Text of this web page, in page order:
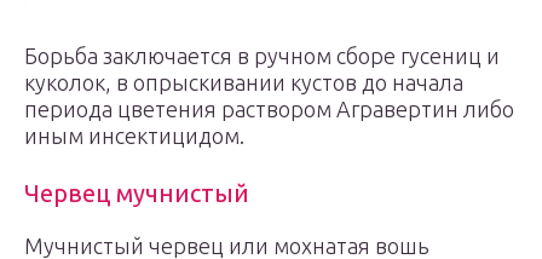
Борьба заключается в ручном сборе гусениц и
куколок, в опрыскивании кустов до начала
периода цветения раствором Агравертин либо
иным инсектицидом.
Червец мучнистый
Мучнистый червец или мохнатая вошь